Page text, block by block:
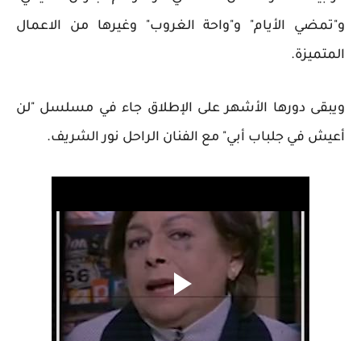
و"تمضي الأيام" و"واحة الغروب" وغيرها من الاعمال
المتميزة.
ويبقى دورها الأشهر على الإطلاق جاء في مسلسل "لن
أعيش في جلباب أبي" مع الفنان الراحل نور الشريف.